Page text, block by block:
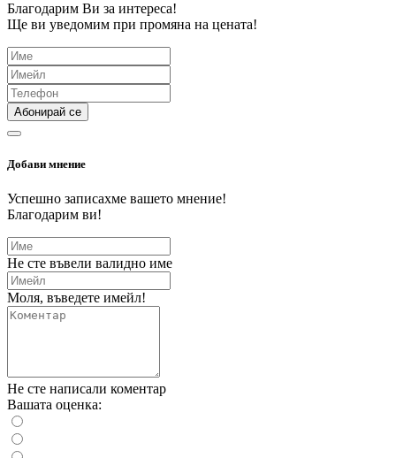
Благодарим Ви за интереса!
Ще ви уведомим при промяна на цената!
Абонирай се
Добави мнение
Успешно записахме вашето мнение!
Благодарим ви!
Не сте въвели валидно име
Моля, въведете имейл!
Не сте написали коментар
Вашата оценка: